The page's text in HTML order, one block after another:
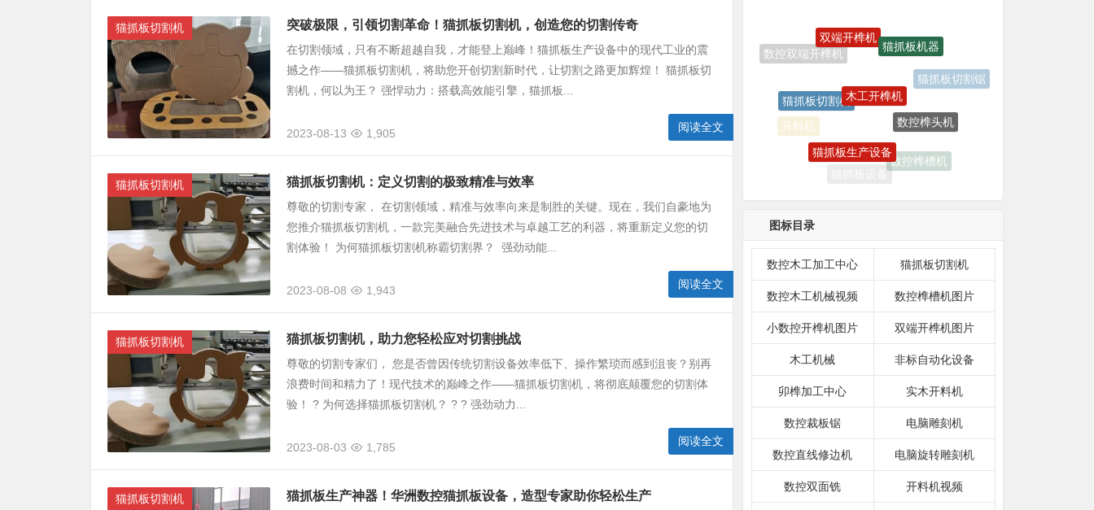
猫抓板切割机 突破极限，引领切割革命！猫抓板切割机，创造您的切割传奇
在切割领域，只有不断超越自我，才能登上巅峰！猫抓板生产设备中的现代工业的震
撼之作——猫抓板切割机，将助您开创切割新时代，让切割之路更加辉煌！ 猫抓板切
割机，何以为王？ 强悍动力：搭载高效能引擎，猫抓板...
2023-08-13 1,905 阅读全文
猫抓板切割机 猫抓板切割机：定义切割的极致精准与效率
尊敬的切割专家， 在切割领域，精准与效率向来是制胜的关键。现在，我们自豪地为
您推介猫抓板切割机，一款完美融合先进技术与卓越工艺的利器，将重新定义您的切
割体验！ 为何猫抓板切割机称霸切割界？ 强劲动能...
2023-08-08 1,943 阅读全文
猫抓板切割机 猫抓板切割机，助力您轻松应对切割挑战
尊敬的切割专家们， 您是否曾因传统切割设备效率低下、操作繁琐而感到沮丧？别再
浪费时间和精力了！现代技术的巅峰之作——猫抓板切割机，将彻底颠覆您的切割体
验！ ? 为何选择猫抓板切割机？ ? ? 强劲动力...
2023-08-03 1,785 阅读全文
猫抓板切割机 猫抓板生产神器！华洲数控猫抓板设备，造型专家助你轻松生产
猫抓板切割锯
开料机
木工开榫机
数控榫头机
数控榫槽机
猫抓板设备
猫抓板生产设备
图标目录
数控木工加工中心 猫抓板切割机
数控木工机械视频 数控榫槽机图片
小数控开榫机图片 双端开榫机图片
木工机械 非标自动化设备
卯榫加工中心 实木开料机
数控裁板锯 电脑雕刻机
数控直线修边机 电脑旋转雕刻机
数控双面铣 开料机视频